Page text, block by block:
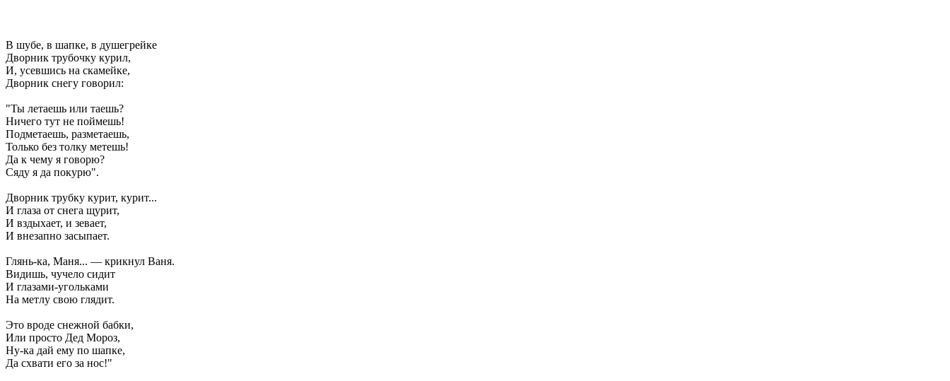
В шубе, в шапке, в душегрейке
Дворник трубочку курил,
И, усевшись на скамейке,
Дворник снегу говорил:
"Ты летаешь или таешь?
Ничего тут не поймешь!
Подметаешь, разметаешь,
Только без толку метешь!
Да к чему я говорю?
Сяду я да покурю".
Дворник трубку курит, курит...
И глаза от снега щурит,
И вздыхает, и зевает,
И внезапно засыпает.
Глянь-ка, Маня... — крикнул Ваня.
Видишь, чучело сидит
И глазами-угольками
На метлу свою глядит.
Это вроде снежной бабки,
Или просто Дед Мороз,
Ну-ка дай ему по шапке,
Да схвати его за нос!"